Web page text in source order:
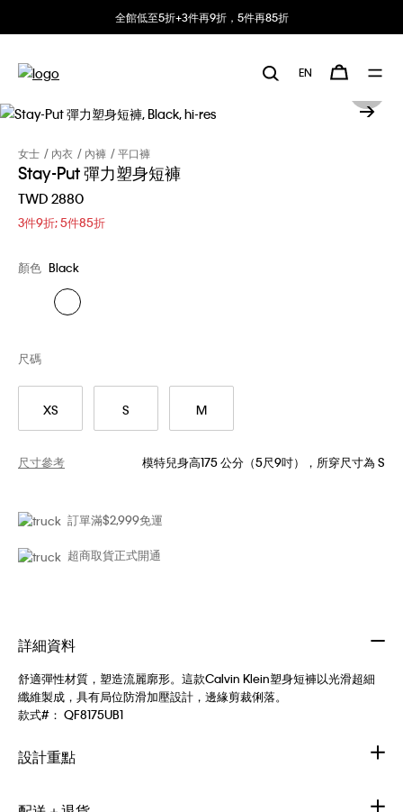
全館低至5折+3件再9折，5件再85折
EN
女士 內衣 內褲 平口褲
Stay-Put 彈力塑身短褲
TWD 2880
3件9折; 5件85折
顏色 Black
XS S M
尺碼
尺寸參考 模特兒身高175 公分（5尺9吋），所穿尺寸為 S
訂單滿$2,999免運
超商取貨正式開通
詳細資料
舒適彈性材質，塑造流麗廓形。這款Calvin Klein塑身短褲以光滑超細
纖維製成，具有局位防滑加壓設計，邊緣剪裁俐落。
款式#： QF8175UB1
設計重點